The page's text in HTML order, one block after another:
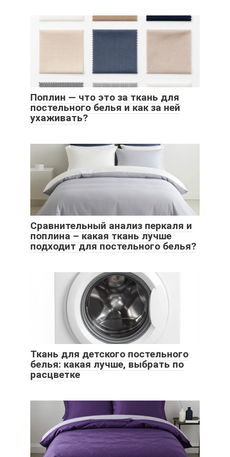
Поплин — что это за ткань для
постельного белья и как за ней
ухаживать?
Сравнительный анализ перкаля и
поплина – какая ткань лучше
подходит для постельного белья?
Ткань для детского постельного
белья: какая лучше, выбрать по
расцветке